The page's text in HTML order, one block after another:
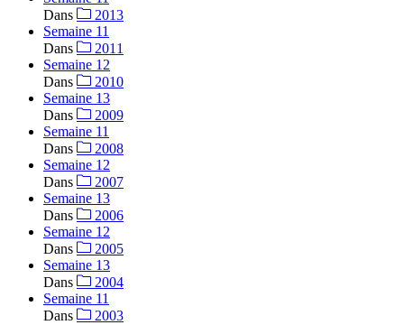
Dans
2013
Semaine 11
Dans
2011
Semaine 12
Dans
2010
Semaine 13
Dans
2009
Semaine 11
Dans
2008
Semaine 12
Dans
2007
Semaine 13
Dans
2006
Semaine 12
Dans
2005
Semaine 13
Dans
2004
Semaine 11
Dans
2003